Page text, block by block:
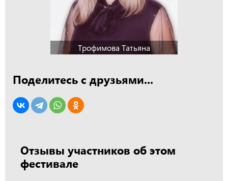
Трофимова Татьяна
Поделитесь с друзьями...
Отзывы участников об этом
фестивале